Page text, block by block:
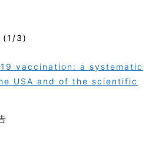
(1/3)
vaccination: a systematic
USA and of the scientific